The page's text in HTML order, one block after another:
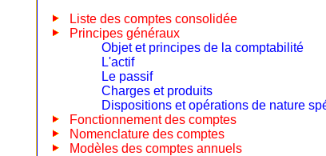
Liste des comptes consolidée
Principes généraux
Objet et principes de la comptabilité
L'actif
Le passif
Charges et produits
Dispositions et opérations de nature
Fonctionnement des comptes
Nomenclature des comptes
Modèles des comptes annuels